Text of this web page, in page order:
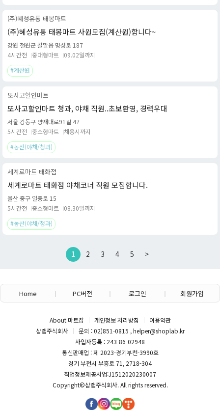
(주)혜성유통 태봉마트
(주)혜성유통 태봉마트 사원모집(계산원)합니다~
강원 철원군 갈말읍 명성로 187
4시간전
중대형마트
09.02일까지
#계산원
또사고할인마트
또사고할인마트 청과, 야채 직원..초보환영, 경력우대
서울 강동구 양재대로91길 47
5시간전
중소형마트
채용시까지
#농산(야채/청과)
세계로마트 태화점
세계로마트 태화점 야채코너 직원 모집합니다.
울산 중구 일중로 15
5시간전
중소형마트
08.30일까지
#농산(야채/청과)
1 2 3 4 5 >
Home PC버전 로그인 회원가입
About 마트잡 개인정보 처리방침
이용약관
샵랩주식회사
문의 : 02)851-0815 , helper@shoplab.kr
사업자등록 : 243-86-02948
통신판매업 : 제 2023-경기부천-3990호
경기 부천시 부흥로 71, 2718-304
직업정보제공사업:J1512020230007
Copyright©샵랩주식회사. All rights reserved.